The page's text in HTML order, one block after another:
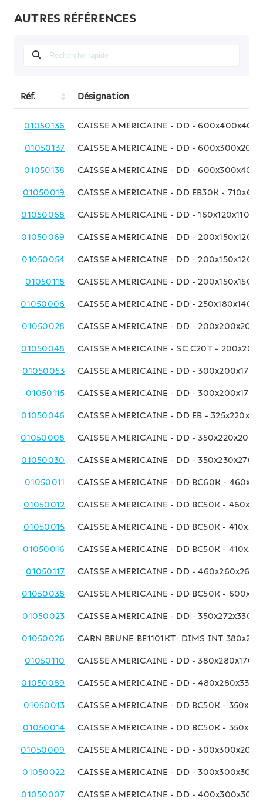
AUTRES RÉFÉRENCES
Réf. Désignation
01050136 CAISSE AMERICAINE - DD - 600x400x400
01050137 CAISSE AMERICAINE - DD - 600x300x200
01050138 CAISSE AMERICAINE - DD - 600x300x400
01050019 CAISSE AMERICAINE - DD EB30K -
01050068 CAISSE AMERICAINE - DD - 160x120x110
01050069 CAISSE AMERICAINE - DD - 200x150x120
01050054 CAISSE AMERICAINE - DD - 200x150x120
01050118 CAISSE AMERICAINE - DD - 200x150x150
01050006 CAISSE AMERICAINE - DD - 250x180x140
01050028 CAISSE AMERICAINE - DD - 200x200x200
01050048 CAISSE AMERICAINE - SC C20T -
01050053 CAISSE AMERICAINE - DD - 300x200x170
01050115 CAISSE AMERICAINE - DD - 300x200x170
01050046 CAISSE AMERICAINE - DD EB -
01050008 CAISSE AMERICAINE - DD - 350x220x200
01050030 CAISSE AMERICAINE - DD - 350x230x270
01050011 CAISSE AMERICAINE - DD BC60K -
01050012 CAISSE AMERICAINE - DD BC50K -
01050015 CAISSE AMERICAINE - DD BC50K -
01050016 CAISSE AMERICAINE - DD BC50K -
01050117 CAISSE AMERICAINE - DD - 460x260x260
01050038 CAISSE AMERICAINE - DD BC50K -
01050023 CAISSE AMERICAINE - DD - 350x272x330
01050026 CARN BRUNE-BE1101KT- DIMS INT
01050110 CAISSE AMERICAINE - DD - 380x280x170
01050089 CAISSE AMERICAINE - DD - 480x280x330
01050013 CAISSE AMERICAINE - DD BC50K -
01050014 CAISSE AMERICAINE - DD BC50K -
01050009 CAISSE AMERICAINE - DD - 300x300x200
01050022 CAISSE AMERICAINE - DD - 300x300x300
01050007 CAISSE AMERICAINE - DD - 400x300x300